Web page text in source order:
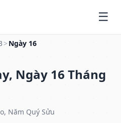
> Ngày 16
Ngày 16 Tháng
Năm Quý Sửu